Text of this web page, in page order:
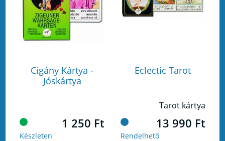
Cigány Kártya -
Jóskártya
1 250 Ft
Készleten
Eclectic Tarot
Tarot kártya
13 990 Ft
Rendelhető